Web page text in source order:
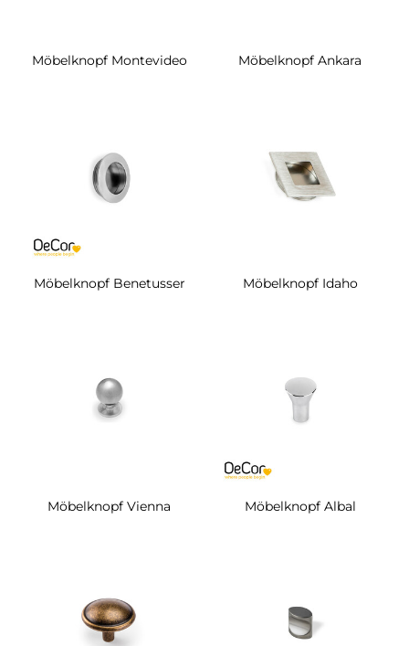
Möbelknopf Montevideo Möbelknopf Ankara
Möbelknopf Benetusser Möbelknopf Idaho
Möbelknopf Vienna Möbelknopf Albal